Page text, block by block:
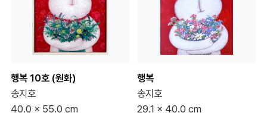
행복 10호 (원화)
송지호
40.0 x 55.0 cm
행복
송지호
29.1 x 40.0 cm